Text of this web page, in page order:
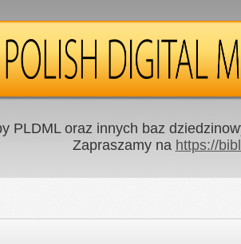
PLDML oraz innych baz
Zapraszamy na https://